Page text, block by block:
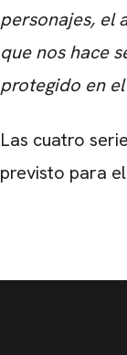
personajes, el
que nos hace
protegido en
Las cuatro
previsto para